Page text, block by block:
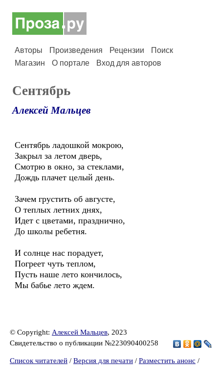
Авторы Произведения Рецензии
Поиск
Магазин
О портале Вход для авторов
Сентябрь
Алексей Мальцев
Сентябрь ладошкой мокрою,
Закрыл за летом дверь,
Смотрю в окно, за стеклами,
Дождь плачет целый день.
Зачем грустить об августе,
О теплых летних днях,
Идет с цветами, празднично,
До школы ребетня.
И солнце нас порадует,
Погреет чуть теплом,
Пусть наше лето кончилось,
Мы бабье лето ждем.
© Copyright: Алексей Мальцев, 2023
Свидетельство о публикации №223090400258
Список читателей / Версия для печати / Разместить анонс /